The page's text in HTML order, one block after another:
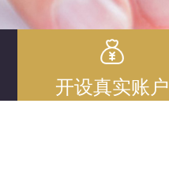
开设真实账户